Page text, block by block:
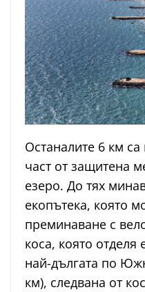
Останалите 6 км
част от защитена
езеро. До тях
екопътека, която
преминаване с
коса, която отделя
най-дългата по
км), следвана от